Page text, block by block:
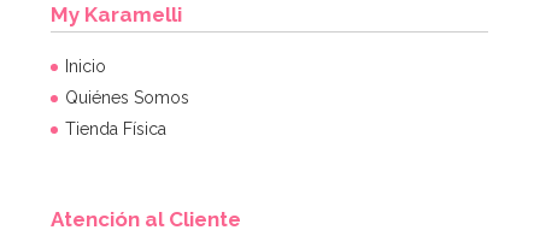
My Karamelli
Inicio
Quiénes Somos
Tienda Física
Atención al Cliente